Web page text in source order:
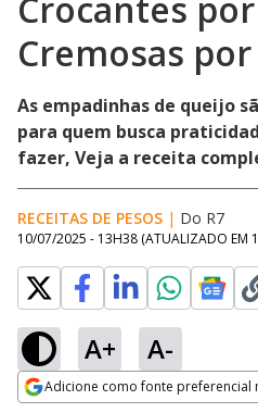
Cremosas
As empadinhas de queijo
para quem busca
fazer, Veja a receita
RECEITAS DE PESOS | Do R7
10/07/2025 - 13H38 (ATUALIZADO EM
A+ A-
Adicione como fonte preferencial